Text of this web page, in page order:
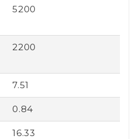
5200
2200
7.51
0.84
16.33